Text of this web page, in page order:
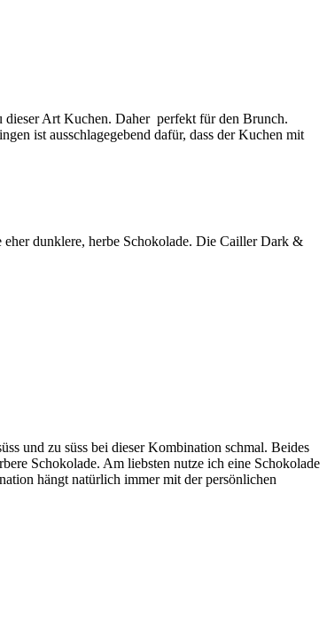
dieser Art Kuchen. Daher perfekt für den Brunch.
ist ausschlagegebend dafür, dass der Kuchen mit
eher dunklere, herbe Schokolade. Die Cailler Dark &
und zu süss bei dieser Kombination schmal. Beides
Schokolade. Am liebsten nutze ich eine Schokolade
hängt natürlich immer mit der persönlichen